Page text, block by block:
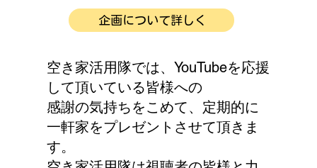
企画について詳しく
空き家活用隊では、YouTubeを応援
して頂いている皆様への
感謝の気持ちをこめて、定期的に
一軒家をプレゼントさせて頂きま
す。